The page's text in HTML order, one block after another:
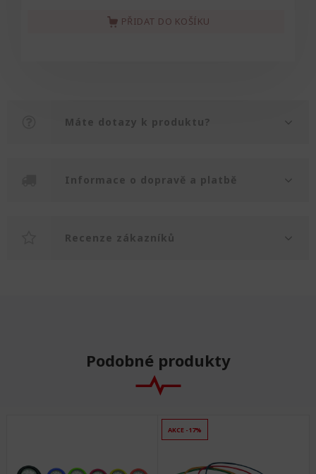
PŘIDAT DO KOŠÍKU
Máte dotazy k produktu?
Informace o dopravě a platbě
Recenze zákazníků
Podobné produkty
AKCE -17%